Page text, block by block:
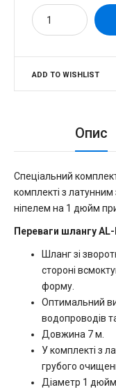
ADD TO WISHLIST
Опис
Спеціальний
комплекті з
ніпелем на 1 дюйм
Переваги шлангу
Шланг зі
стороні
форму.
Оптимальний
водопроводів
Довжина 7 м.
У комплекті з
грубого
Діаметр 1